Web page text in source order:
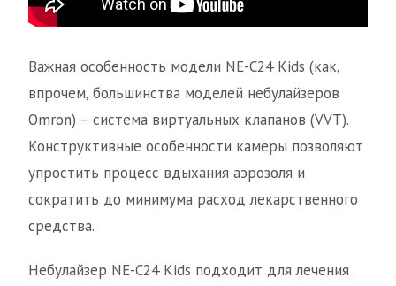
Важная особенность модели NE-C24 Kids (как,
впрочем, большинства моделей небулайзеров
Omron) – система виртуальных клапанов (VVT).
Конструктивные особенности камеры позволяют
упростить процесс вдыхания аэрозоля и
сократить до минимума расход лекарственного
средства.
Небулайзер NE-C24 Kids подходит для лечения